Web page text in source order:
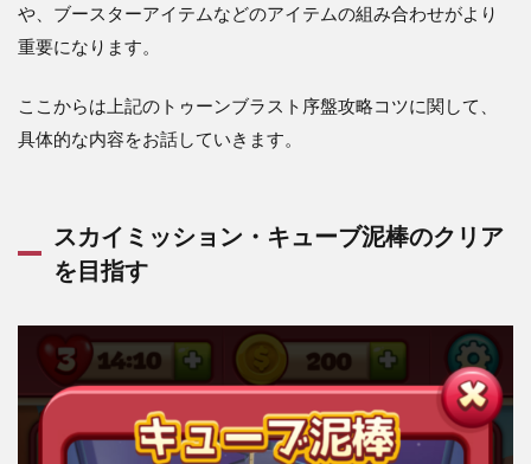
や、ブースターアイテムなどのアイテムの組み合わせがより
重要になります。
ここからは上記のトゥーンブラスト序盤攻略コツに関して、
具体的な内容をお話していきます。
スカイミッション・キューブ泥棒のクリア
を目指す